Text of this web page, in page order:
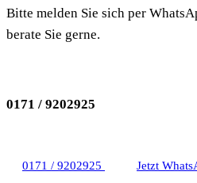
Bitte melden Sie sich per
berate Sie gerne.
0171 / 9202925
0171 / 9202925 Jetzt